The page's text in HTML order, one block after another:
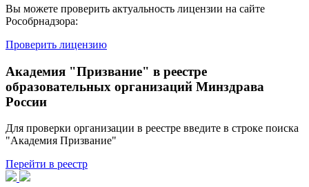
Вы можете проверить актуальность лицензии на сайте
Рособрнадзора:
Проверить лицензию
Академия "Призвание" в реестре
образовательных организаций Минздрава
России
Для проверки организации в реестре введите в строке поиска
"Академия Призвание"
Перейти в реестр